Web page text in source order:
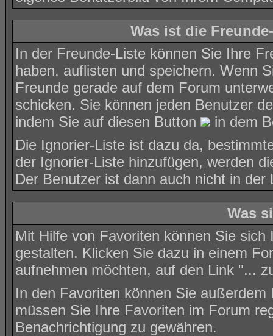
Was ist die
In der Freunde-Liste können Sie Ihre
haben, auflisten und speichern. Wenn
Freunde gerade auf dem Forum
schicken. Sie können jeden Benutzer
indem Sie auf diesen Button
in dem
Die Ignorier-Liste ist dazu da,
der Ignorier-Liste hinzufügen, werden
Der Benutzer ist dann auch nicht in
Was
Mit Hilfe von Favoriten können Sie
gestalten. Klicken Sie dazu in einem
aufnehmen möchten, auf den Link "...
In den Favoriten können Sie außerdem
müssen Sie Ihre Favoriten im Forum
Benachrichtigung zu gewähren.